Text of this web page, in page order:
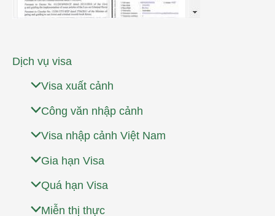
Dịch vụ visa
Visa xuất cảnh
Công văn nhập cảnh
Visa nhập cảnh Việt Nam
Gia hạn Visa
Quá hạn Visa
Miễn thị thực